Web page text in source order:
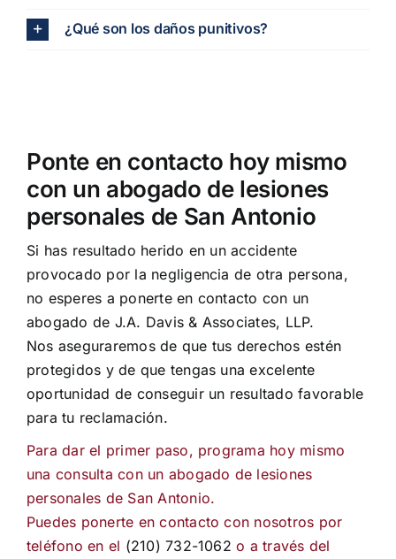
¿Qué son los daños punitivos?
Ponte en contacto hoy mismo
con un abogado de lesiones
personales de San Antonio
Si has resultado herido en un accidente
provocado por la negligencia de otra persona,
no esperes a ponerte en contacto con un
abogado de J.A. Davis & Associates, LLP.
Nos aseguraremos de que tus derechos estén
protegidos y de que tengas una excelente
oportunidad de conseguir un resultado favorable
para tu reclamación.
Para dar el primer paso, programa hoy mismo
una consulta con un abogado de lesiones
personales de San Antonio.
Puedes ponerte en contacto con nosotros por
teléfono en el (210) 732-1062 o a través del